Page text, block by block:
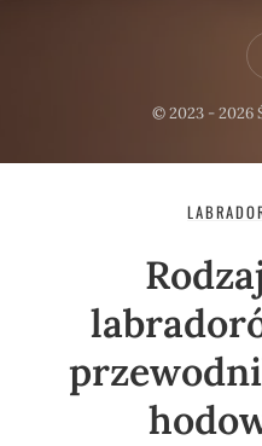
© 2023 - 2026